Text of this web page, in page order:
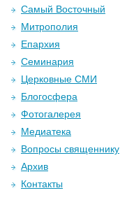
Самый Восточный
Митрополия
Епархия
Семинария
Церковные СМИ
Блогосфера
Фотогалерея
Медиатека
Вопросы священнику
Архив
Контакты